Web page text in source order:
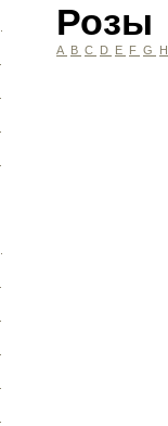
Розы
A B C D E F G